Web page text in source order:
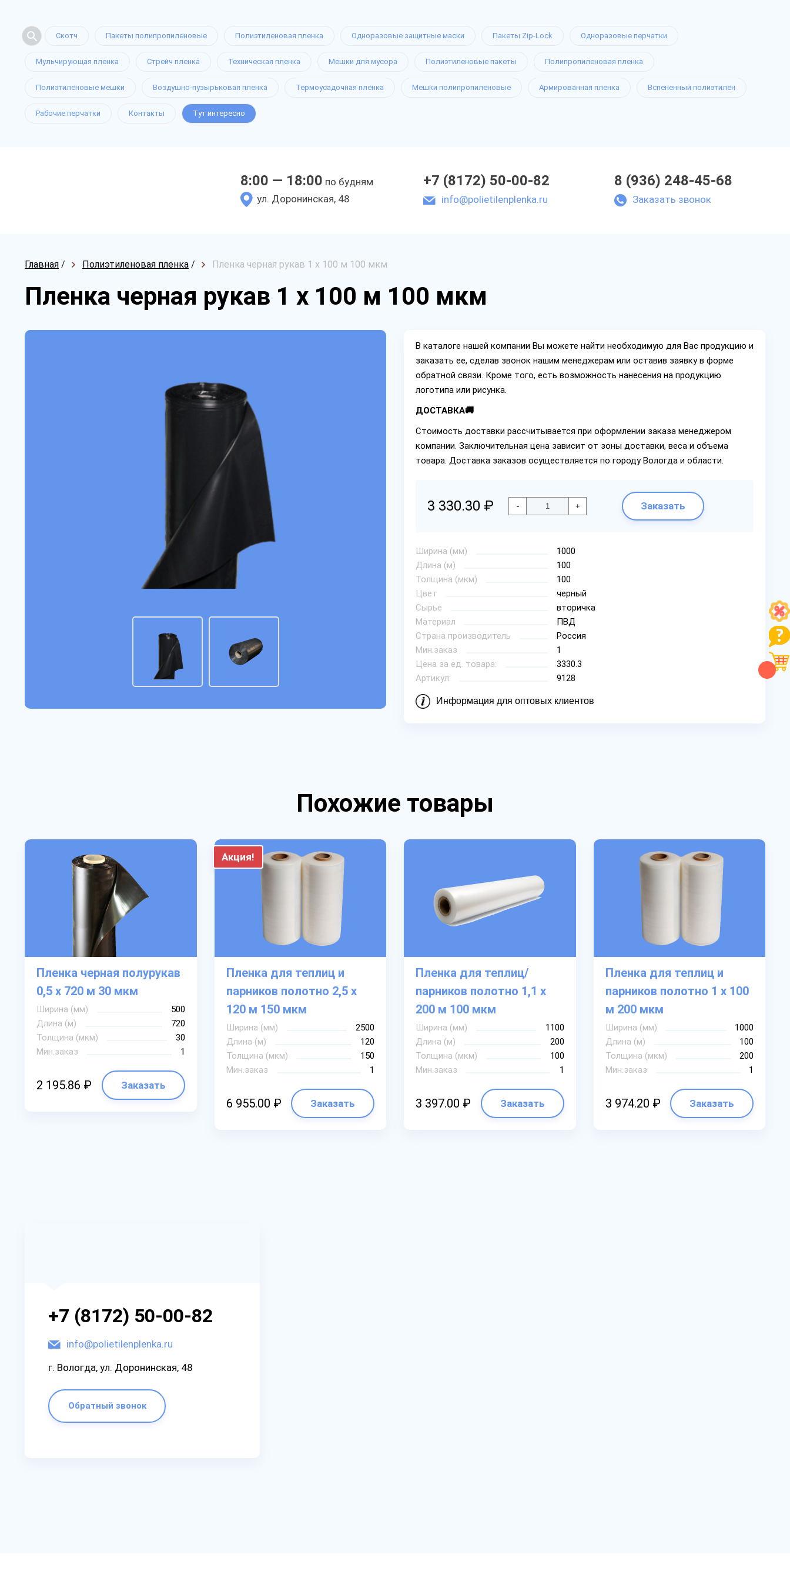
Скотч Пакеты полипропиленовые Полиэтиленовая пленка Одноразовые защитные маски Пакеты Zip-Lock Одноразовые перчатки
Мульчирующая пленка Стрейч пленка Техническая пленка Мешки для мусора Полиэтиленовые пакеты Полипропиленовая пленка
Полиэтиленовые мешки Воздушно-пузырьковая пленка Термоусадочная пленка Мешки полипропиленовые Армированная пленка Вспененный полиэтилен
Рабочие перчатки Контакты Тут интересно
8:00 — 18:00 по будням
ул. Доронинская, 48
+7 (8172) 50-00-82
info@polietilenplenka.ru
8 (936) 248-45-68
Заказать звонок
Главная / Полиэтиленовая пленка / Пленка черная рукав 1 х 100 м 100 мкм
Пленка черная рукав 1 х 100 м 100 мкм
В каталоге нашей компании Вы можете найти необходимую для Вас продукцию и
заказать ее, сделав звонок нашим менеджерам или оставив заявку в форме
обратной связи. Кроме того, есть возможность нанесения на продукцию
логотипа или рисунка.
ДОСТАВКА🚚
Стоимость доставки рассчитывается при оформлении заказа менеджером
компании. Заключительная цена зависит от зоны доставки, веса и объема
товара. Доставка заказов осуществляется по городу Вологда и области.
3 330.30 ₽ - + Заказать
Ширина (мм)
1000
Длина (м)
100
Толщина (мкм)
100
Цвет
черный
Сырье
вторичка
Материал
ПВД
Страна производитель
Россия
Мин.заказ
1
Цена за ед. товара:
3330.3
Артикул:
9128
Информация для оптовых клиентов
Похожие товары
Пленка черная полурукав
0,5 х 720 м 30 мкм
Ширина (мм)
500
Длина (м)
720
Толщина (мкм)
30
Мин.заказ
1
2 195.86 ₽ Заказать
Акция!
Пленка для теплиц и
парников полотно 2,5 х
120 м 150 мкм
Ширина (мм)
2500
Длина (м)
120
Толщина (мкм)
150
Мин.заказ
1
6 955.00 ₽ Заказать
Пленка для теплиц/
парников полотно 1,1 х
200 м 100 мкм
Ширина (мм)
1100
Длина (м)
200
Толщина (мкм)
100
Мин.заказ
1
3 397.00 ₽ Заказать
Пленка для теплиц и
парников полотно 1 х 100
м 200 мкм
Ширина (мм)
1000
Длина (м)
100
Толщина (мкм)
200
Мин.заказ
1
3 974.20 ₽ Заказать
+7 (8172) 50-00-82
info@polietilenplenka.ru
г. Вологда, ул. Доронинская, 48
Обратный звонок